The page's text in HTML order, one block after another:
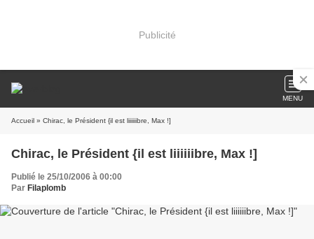
Publicité
MENU
Accueil » Chirac, le Président {il est liiiiiibre, Max !]
Chirac, le Président {il est liiiiiibre, Max !]
Publié le 25/10/2006 à 00:00
Par Filaplomb